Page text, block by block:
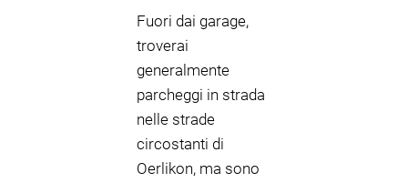
Fuori dai garage,
troverai
generalmente
parcheggi in strada
nelle strade
circostanti di
Oerlikon, ma sono